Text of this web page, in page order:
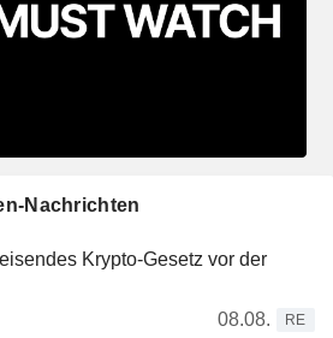
Nachrichten
Krypto-Gesetz vor der
08.08.
RE